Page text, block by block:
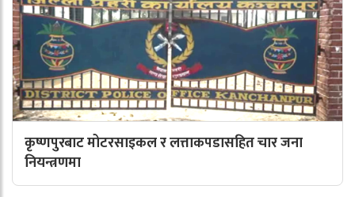
कृष्णपुरबाट मोटरसाइकल र लत्ताकपडासहित चार जना
नियन्त्रणमा